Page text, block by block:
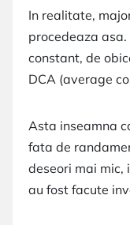
In realitate,
procedeaza
constant, de
DCA (average
Asta inseamna
fata de
deseori mai mic,
au fost facute